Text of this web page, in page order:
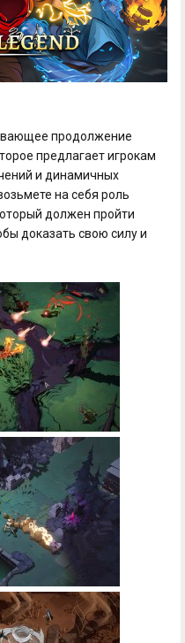
продолжение
предлагает игрокам
и динамичных
на себя роль
должен пройти
доказать свою силу и